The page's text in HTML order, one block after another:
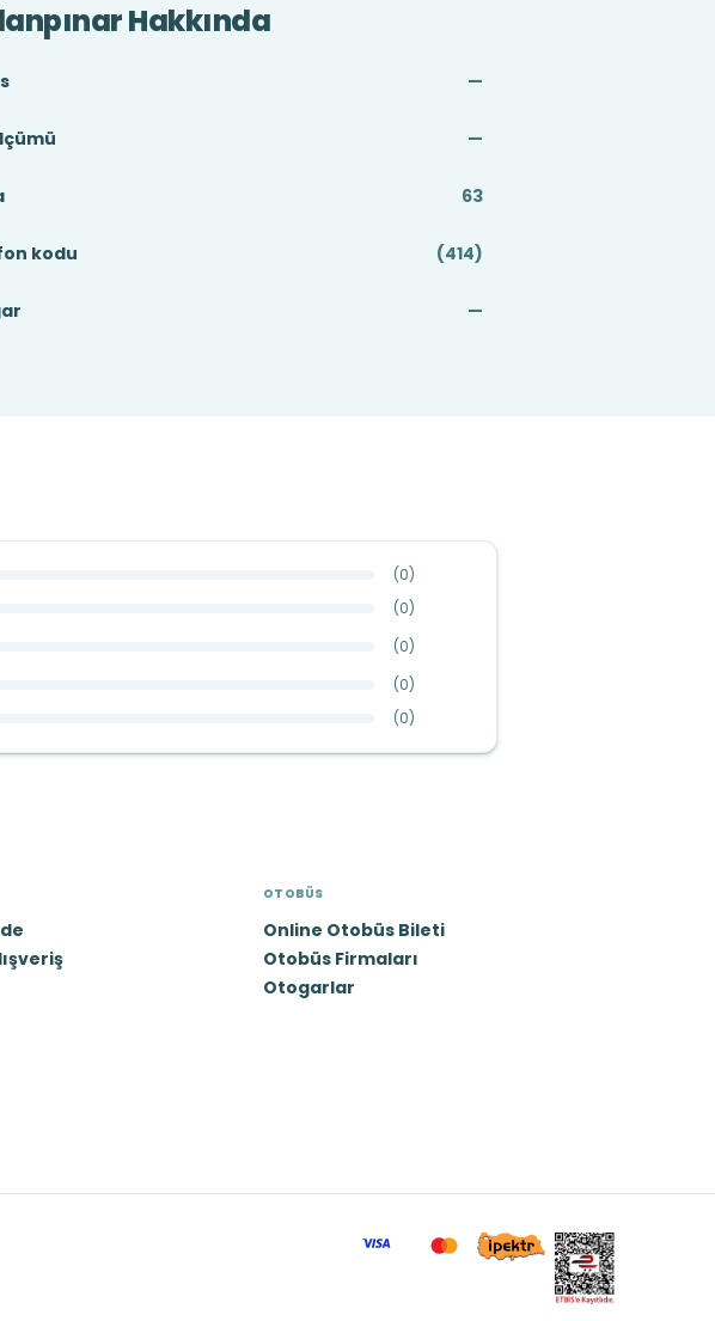
Hakkında
—
—
63
kodu (414)
—
(0)
(0)
(0)
(0)
(0)
OTOBÜS
Online Otobüs Bileti
Otobüs Firmaları
Otogarlar